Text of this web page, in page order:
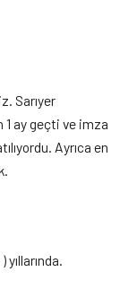
Sarıyer
ay geçti ve imza
Ayrıca en